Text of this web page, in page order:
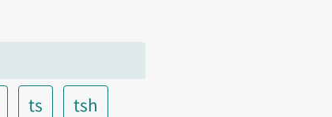
ts
tsh